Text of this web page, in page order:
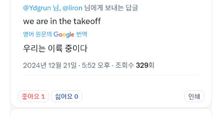
좋아요1 싫어요0 인쇄